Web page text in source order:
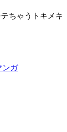
ちゃうトキメキ
ンガ